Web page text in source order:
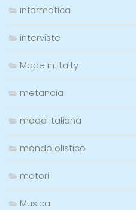
informatica
interviste
Made in Italty
metanoia
moda italiana
mondo olistico
motori
Musica